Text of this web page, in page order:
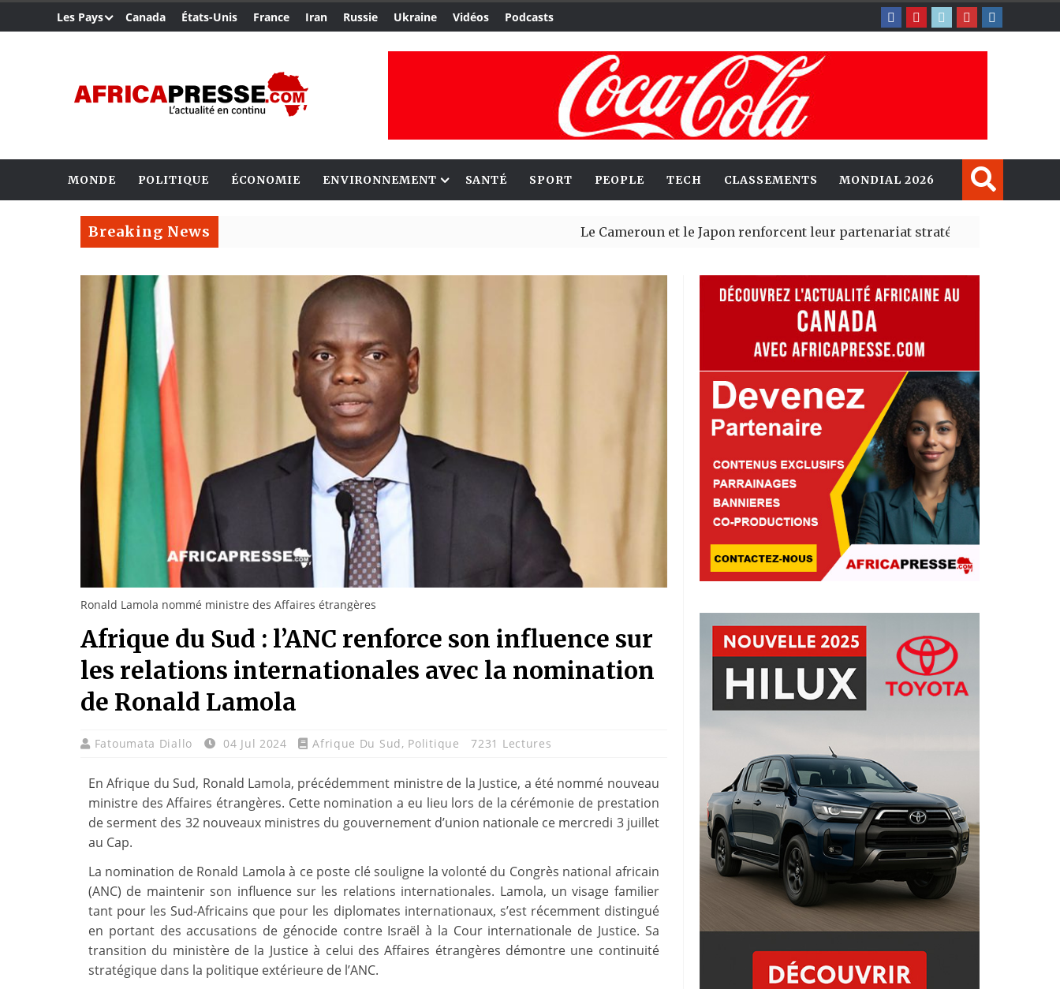
Les Pays Canada États-Unis France Iran Russie Ukraine Vidéos Podcasts
MONDE POLITIQUE ÉCONOMIE ENVIRONNEMENT SANTÉ SPORT PEOPLE TECH CLASSEMENTS MONDIAL 2026
Breaking News Le Cameroun et le Japon renforcent leur partenariat stratégique avec un cap sur
Ronald Lamola nommé ministre des Affaires étrangères
Afrique du Sud : l’ANC renforce son influence sur
les relations internationales avec la nomination
de Ronald Lamola
Fatoumata Diallo 04 Jul 2024 Afrique Du Sud, Politique 7231 Lectures
En Afrique du Sud, Ronald Lamola, précédemment ministre de la Justice, a été nommé nouveau
ministre des Affaires étrangères. Cette nomination a eu lieu lors de la cérémonie de prestation
de serment des 32 nouveaux ministres du gouvernement d’union nationale ce mercredi 3 juillet
au Cap.
La nomination de Ronald Lamola à ce poste clé souligne la volonté du Congrès national africain
(ANC) de maintenir son influence sur les relations internationales. Lamola, un visage familier
tant pour les Sud-Africains que pour les diplomates internationaux, s’est récemment distingué
en portant des accusations de génocide contre Israël à la Cour internationale de Justice. Sa
transition du ministère de la Justice à celui des Affaires étrangères démontre une continuité
stratégique dans la politique extérieure de l’ANC.